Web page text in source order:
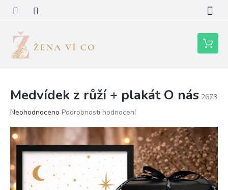
obsah
Nákupní
košík
Medvídek z růží + plakát O nás 2673
Průměrné
produktu
je
0,0
z
5
hvězdiček.
Neohodnoceno Podrobnosti hodnocení